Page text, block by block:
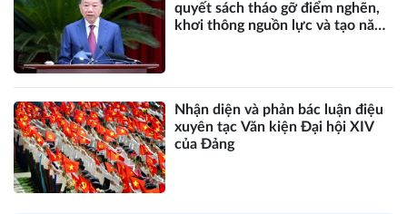
quyết sách tháo gỡ điểm nghẽn,
khơi thông nguồn lực và tạo năng
Nhận diện và phản bác luận điệu
xuyên tạc Văn kiện Đại hội XIV
của Đảng